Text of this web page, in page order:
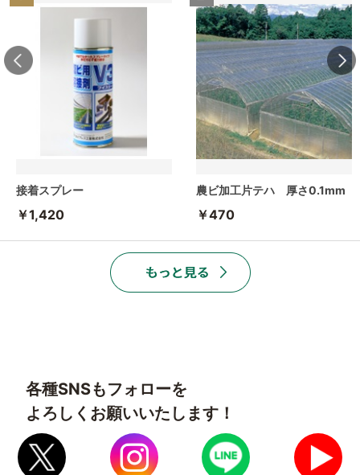
接着スプレー
￥1,420
農ビ加工片テハ 厚さ0.1mm
￥470
各種SNSもフォローを
よろしくお願いいたします！